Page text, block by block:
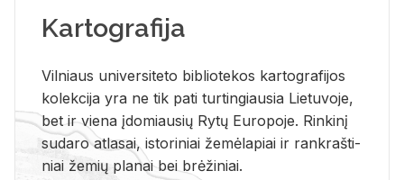
Kartografija
Vil­niaus uni­ver­si­te­to bi­b­lio­te­kos kar­to­gra­fi­jos
ko­lek­ci­ja yra ne tik pati tur­tin­giau­sia Lie­tu­vo­je,
bet ir vie­na įdo­miau­sių Rytų Eu­ro­po­je. Rin­ki­nį
su­da­ro at­la­sai, is­to­ri­niai že­mė­la­piai ir rank­raš­ti­
niai že­mių pla­nai bei brė­ži­niai.